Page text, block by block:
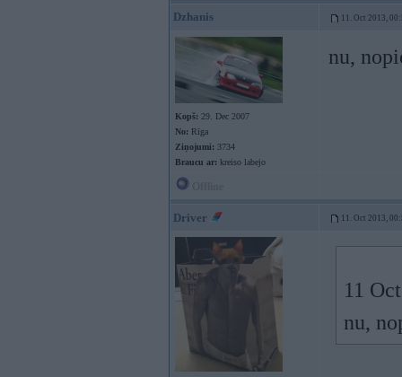
Dzhanis 11. Oct 2013,
Kopš: 29. Dec 2007
No: Rīga
Ziņojumi: 3734
Braucu ar: kreiso labejo
nu,
Driver 11. Oct 2013,
11
nu,